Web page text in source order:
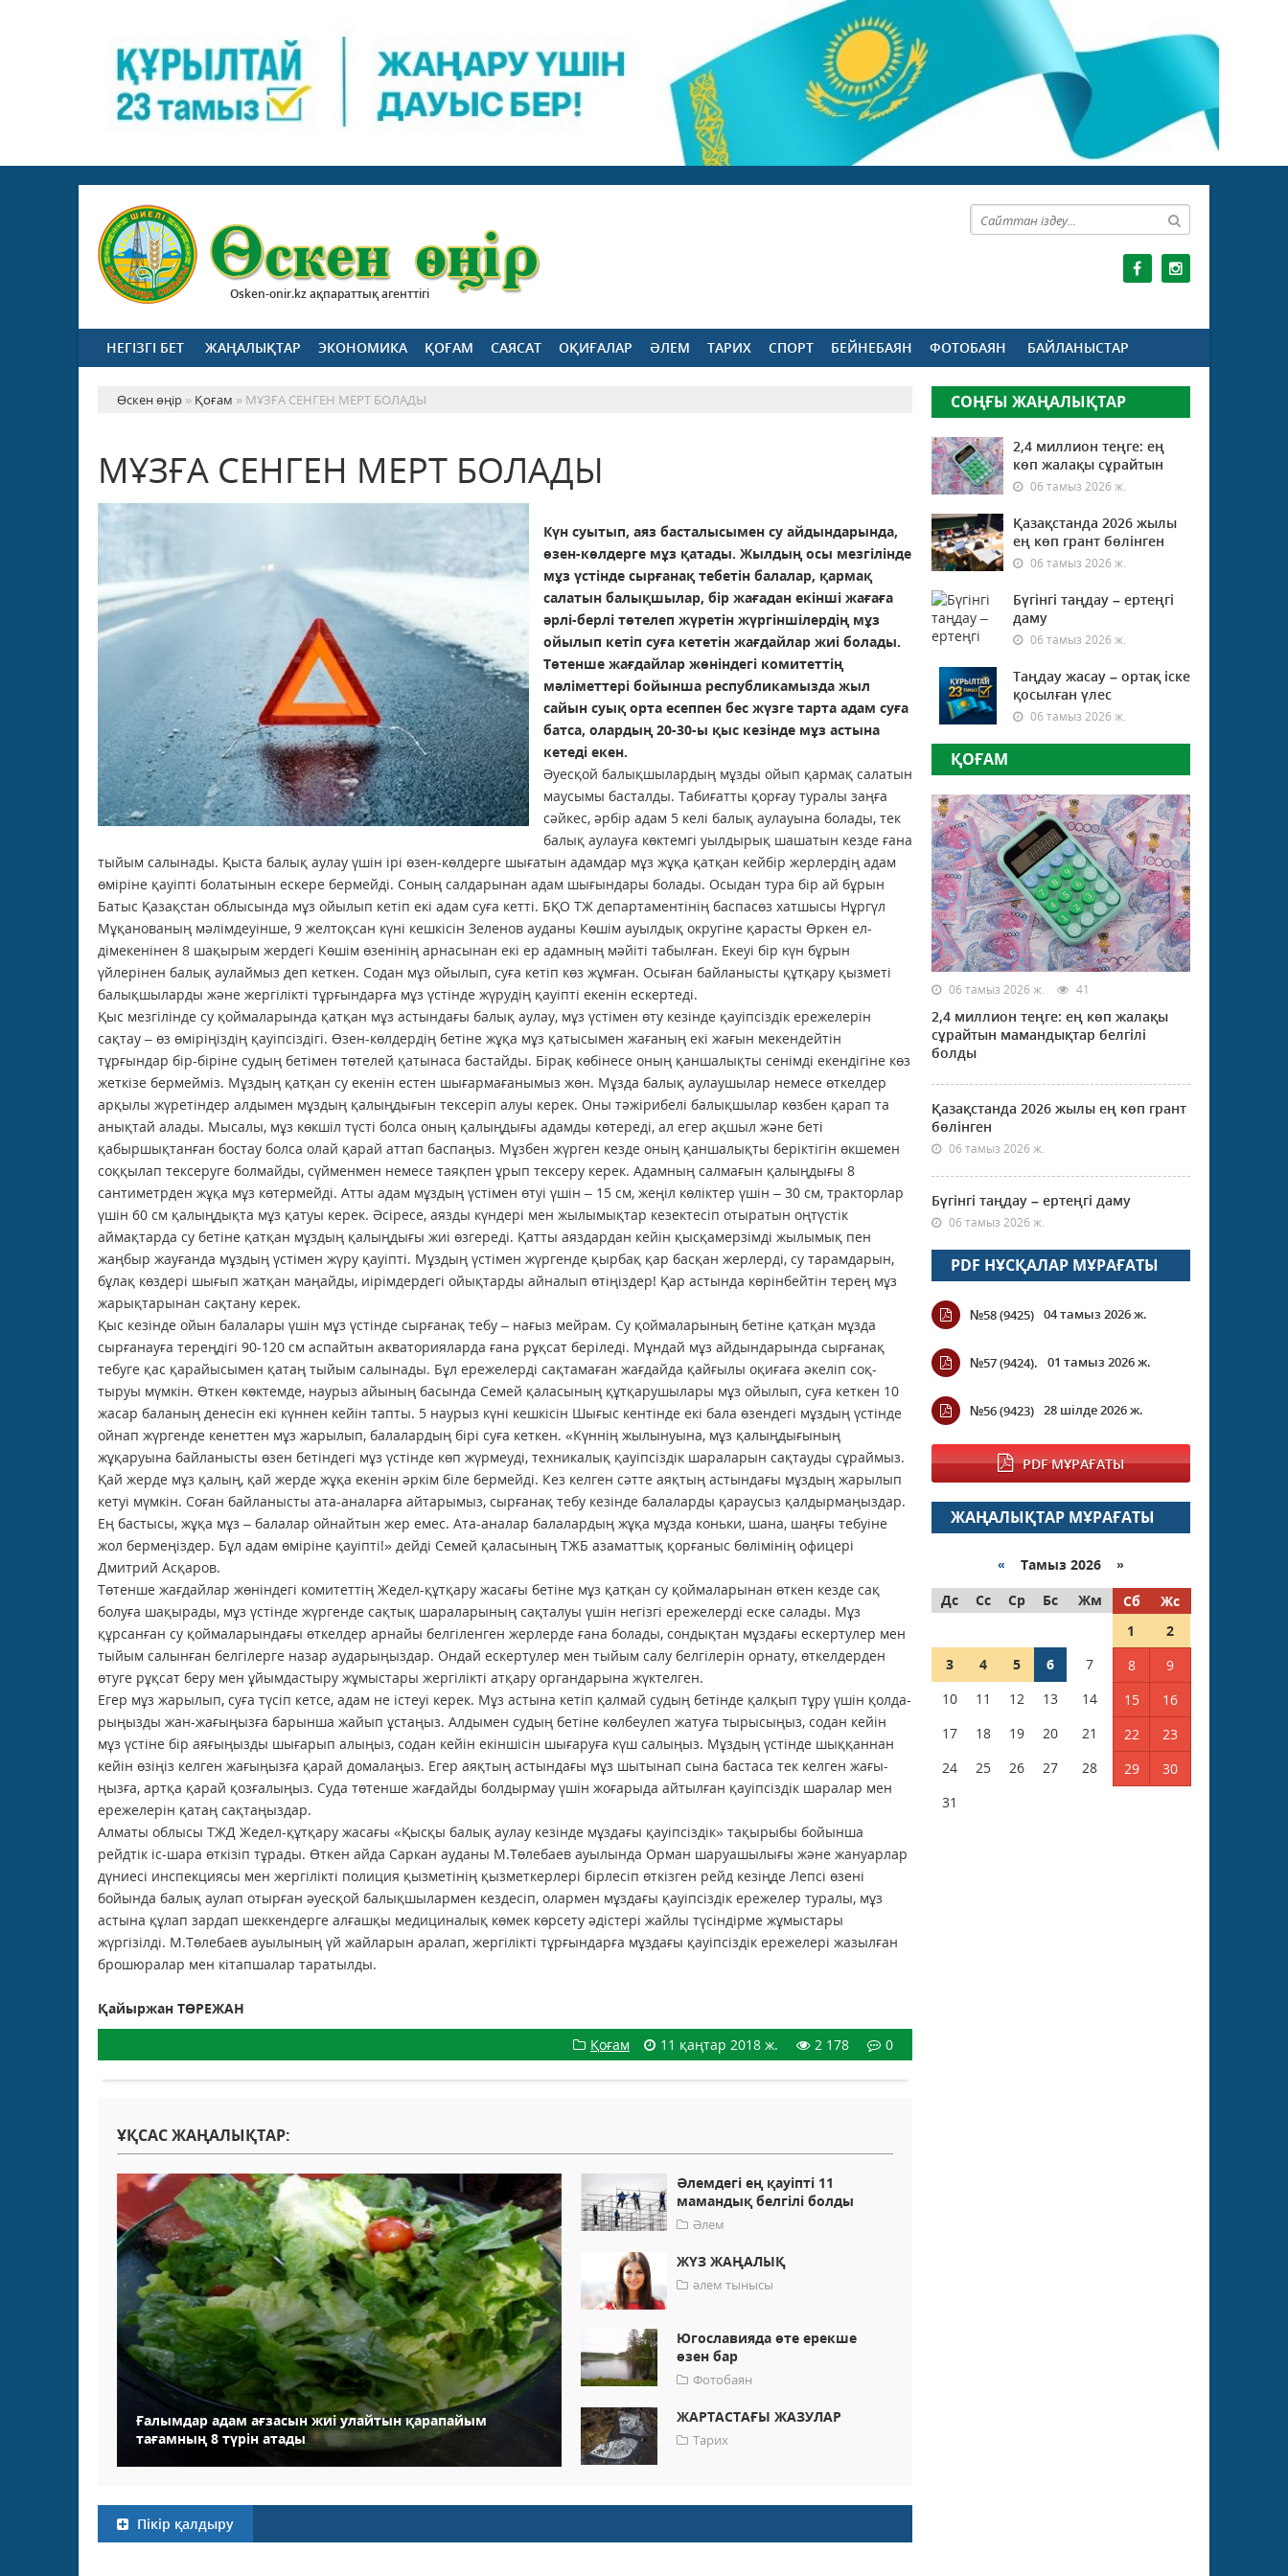
Osken-onir.kz ақпараттық агенттігі
НЕГІЗГІ БЕТ ЖАҢАЛЫҚТАР ЭКОНОМИКА ҚОҒАМ САЯСАТ ОҚИҒАЛАР ӘЛЕМ ТАРИХ СПОРТ БЕЙНЕБАЯН ФОТОБАЯН БАЙЛАНЫСТАР
Өскен өңір » Қоғам » МҰЗҒА СЕНГЕН МЕРТ БОЛАДЫ
МҰЗҒА СЕНГЕН МЕРТ БОЛАДЫ
Күн суытып, аяз басталысымен су айдындарында,
өзен-көлдерге мұз қатады. Жылдың осы мезгілінде
мұз үстінде сырғанақ тебетін балалар, қармақ
салатын балықшылар, бір жағадан екінші жағаға
әрлі-берлі төтелеп жүретін жүргіншілердің мұз
ойылып кетіп суға кететін жағдайлар жиі болады.
Төтенше жағдайлар жөніндегі комитеттің
мәліметтері бойынша республикамызда жыл
сайын суық орта есеппен бес жүзге тарта адам суға
батса, олардың 20-30-ы қыс кезінде мұз астына
кетеді екен.
Әуесқой балықшылардың мұзды ойып қармақ салатын
маусымы басталды. Таби­ғатты қорғау туралы заңға
сәйкес, әрбір адам 5 келі балық аулауына болады, тек
балық аулауға көктемгі уылдырық шаша­тын кезде ғана
тыйым салынады. Қыста балық аулау үшін ірі өзен-көлдерге шы­ғатын адамдар мұз жұқа қатқан кейбір жерлердің адам
өміріне қауіпті болатынын ескере бермейді. Соның салдарынан адам шығындары болады. Осыдан тура бір ай бұрын
Батыс Қазақстан облысында мұз ойылып кетіп екі адам суға кетті. БҚО ТЖ департаментінің баспасөз хатшысы Нұр­гүл
Мұқанованың мәлімдеуінше, 9 жел­тоқсан күні кешкісін Зеленов ауданы Көшім ауылдық округіне қарасты Өркен ел­
дімекенінен 8 шақырым жердегі Көшім өзенінің арнасынан екі ер адамның мәйіті табылған. Екеуі бір күн бұрын
үйлерінен балық аулаймыз деп кеткен. Содан мұз ойылып, суға кетіп көз жұмған. Осыған байланысты құтқару қызметі
балық­шыларды және жергілікті тұрғындарға мұз үстінде жүрудің қауіпті екенін ескертеді.
Қыс мезгілінде су қоймаларында қат­қан мұз астындағы балық аулау, мұз үсті­мен өту кезінде қауіпсіздік ережелерін
сақтау – өз өміріңіздің қауіпсіздігі. Өзен-көл­дердің бетіне жұқа мұз қатысымен жаға­ның екі жағын мекендейтін
тұрғындар бір-біріне судың бетімен төтелей қатынаса бастайды. Бірақ көбінесе оның қан­шалықты сенімді екендігіне көз
жеткізе бермейміз. Мұздың қатқан су екенін естен шығармағанымыз жөн. Мұзда балық аулаушылар немесе өткелдер
арқылы жүретіндер алдымен мұздың қалыңдығын тексеріп алуы керек. Оны тәжірибелі балықшылар көзбен қарап та
анықтай алады. Мысалы, мұз көкшіл түсті болса оның қалыңдығы адамды көтереді, ал егер ақшыл және беті
қабыршықтанған бостау болса олай қарай аттап баспаңыз. Мұзбен жүрген кезде оның қаншалықты беріктігін өкшемен
соққылап тексеруге болмайды, сүйменмен немесе таяқпен ұрып тексеру керек. Адамның салмағын қалыңдығы 8
сантиметрден жұқа мұз көтермейді. Атты адам мұздың үстімен өтуі үшін – 15 см, жеңіл көліктер үшін – 30 см, тракторлар
үшін 60 см қалыңдықта мұз қатуы керек. Әсіресе, аязды күндері мен жылымықтар кезектесіп отыратын оңтүстік
аймақтарда су бетіне қатқан мұздың қалыңдығы жиі өзгереді. Қатты аяздардан кейін қысқамерзімді жылымық пен
жаңбыр жауғанда мұздың үстімен жүру қауіпті. Мұздың үстімен жүргенде қырбақ қар басқан жерлерді, су тарамдарын,
бұлақ көздері шығып жатқан маңайды, иірімдер­дегі ойықтарды айналып өтіңіздер! Қар астында көрінбейтін терең мұз
жарық­тарынан сақтану керек.
Қыс кезінде ойын балалары үшін мұз үстінде сырғанақ тебу – нағыз мейрам. Су қоймаларының бетіне қатқан мұзда
сырғанауға тереңдігі 90-120 см аспайтын акваторияларда ғана рұқсат беріледі. Мұндай мұз айдындарында сырғанақ
тебуге қас қарайысымен қатаң тыйым салынады. Бұл ережелерді сақтамаған жағдайда қайғылы оқиғаға әкеліп соқ­
тыруы мүмкін. Өткен көктемде, нау­рыз айының басында Семей қаласының құтқарушылары мұз ойылып, суға кеткен 10
жасар баланың денесін екі күннен кейін тапты. 5 наурыз күні кешкісін Шығыс кентінде екі бала өзендегі мұздың үстінде
ойнап жүргенде кенеттен мұз жарылып, балалардың бірі суға кеткен. «Күннің жылынуына, мұз қалың­дығының
жұқаруына байланысты өзен бетіндегі мұз үстінде көп жүрмеуді, техни­калық қауіп­сіздік шараларын сақтау­ды сұраймыз.
Қай жерде мұз қалың, қай жерде жұқа екенін әркім біле бермейді. Кез келген сәтте аяқтың астындағы мұздың жары­лып
кетуі мүмкін. Соған байланысты ата-аналарға айтарымыз, сырғанақ тебу кезінде балаларды қараусыз қалдырмаңыз­дар.
Ең бастысы, жұқа мұз – балалар ойнайтын жер емес. Ата-аналар балалардың жұқа мұзда коньки, шана, шаңғы тебуіне
жол бермеңіздер. Бұл адам өміріне қауіпті!» дейді Семей қаласының ТЖБ азаматтық қорғаныс бөлімінің офицері
Дмитрий Асқаров.
Төтенше жағдайлар жөніндегі комитет­тің Жедел-құтқару жасағы бетіне мұз қатқан су қоймаларынан өткен кезде сақ
болуға шақырады, мұз үстінде жүр­генде сақтық шараларының сақталуы үшін негізгі ережелерді еске салады. Мұз
құрсанған су қоймаларындағы өткелдер арнайы бел­гі­ленген жерлерде ғана болады, сондықтан мұздағы ескертулер мен
тыйым салынған белгілерге назар аударыңыздар. Ондай ескертулер мен тыйым салу белгі­лерін орнату, өткелдерден
өтуге рұқсат беру мен ұйымдастыру жұмыстары жергілікті атқару органдарына жүктелген.
Егер мұз жарылып, суға түсіп кетсе, адам не істеуі керек. Мұз астына кетіп қал­май судың бетінде қалқып тұру үшін қолда­
рыңызд­ы жан-жағыңызға барынша жайып ұстаңыз. Алдымен судың бетіне көлбеулеп жатуға тырысыңыз, содан кейін
мұз үстіне бір аяғыңызды шығарып алыңыз, содан кейін екіншісін шығаруға күш салыңыз. Мұздың үстінде шыққаннан
кейін өзіңіз келген жағыңызға қарай домалаңыз. Егер аяқтың астындағы мұз шытынап сына бастаса тек келген жағы­
ңызға, артқа қарай қозғалыңыз. Суда төтен­ше жағдайды бол­дырмау үшін жоғарыда айтылған қауіпсіздік шаралар мен
ережелерін қатаң сақтаңыздар.
Алматы облысы ТЖД Жедел-құтқару жасағы «Қысқы балық аулау кезінде мұздағы қауіпсіздік» тақырыбы бойынша
рейдтік іс-шара өткізіп тұрады. Өткен айда Саркан ауданы М.Төлебаев ауылында Орман шаруашылығы және жануарлар
дүниесі инспекциясы мен жергілікті поли­ция қызметінің қызметкерлері бірлесіп өткізген рейд кезіңде Лепсі өзені
бойында балық аулап отырған әуесқой балық­шылармен кездесіп, олармен мұздағы қауіпсіздік ережелер туралы, мұз
астына құлап зардап шеккендерге алғашқы медициналық көмек көрсету әдістері жайлы түсіндірме жұмыстары
жүргізілді. М.Төлебаев ауылының үй жайларын аралап, жергілікті тұрғындарға мұздағы қауіпсіздік ережелері жазылған
брошюра­лар мен кітапшалар таратылды.
Қайыржан ТӨРЕЖАН
Қоғам
11 қаңтар 2018 ж. 2 178 0
ҰҚСАС ЖАҢАЛЫҚТАР:
Ғалымдар адам ағзасын жиі улайтын қарапайым
тағамның 8 түрін атады
Әлемдегі ең қауіпті 11
мамандық белгілі болды
Әлем
ЖҮЗ ЖАҢАЛЫҚ
әлем тынысы
Югославияда өте ерекше
өзен бар
Фотобаян
ЖАРТАСТАҒЫ ЖАЗУЛАР
Тарих
Пікір қалдыру
СОҢҒЫ ЖАҢАЛЫҚТАР
2,4 миллион теңге: ең
көп жалақы сұрайтын
06 тамыз 2026 ж.
Қазақстанда 2026 жылы
ең көп грант бөлінген
06 тамыз 2026 ж.
Бүгінгі таңдау – ертеңгі
даму
06 тамыз 2026 ж.
Таңдау жасау – ортақ іске
қосылған үлес
06 тамыз 2026 ж.
ҚОҒАМ
06 тамыз 2026 ж. 41
2,4 миллион теңге: ең көп жалақы
сұрайтын мамандықтар белгілі
болды
Қазақстанда 2026 жылы ең көп грант
бөлінген
06 тамыз 2026 ж.
Бүгінгі таңдау – ертеңгі даму
06 тамыз 2026 ж.
PDF НҰСҚАЛАР МҰРАҒАТЫ
№58 (9425) 04 тамыз 2026 ж.
№57 (9424). 01 тамыз 2026 ж.
№56 (9423) 28 шілде 2026 ж.
PDF МҰРАҒАТЫ
ЖАҢАЛЫҚТАР МҰРАҒАТЫ
« Тамыз 2026 »
Дс
Сс Ср Бс Жм Сб
Жс
1
2
3
4 5 6 7 8
9
10
11 12 13 14 15
16
17
18 19 20 21 22
23
24
25 26 27 28 29
30
31